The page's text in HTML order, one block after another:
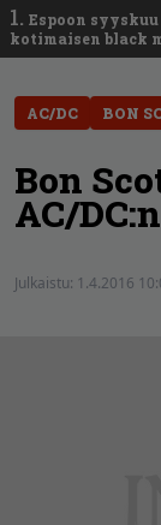
1. Espoon
kotimaisen black
AC/DC BON
Bon
AC/
Julkaistu: 1.4.2016